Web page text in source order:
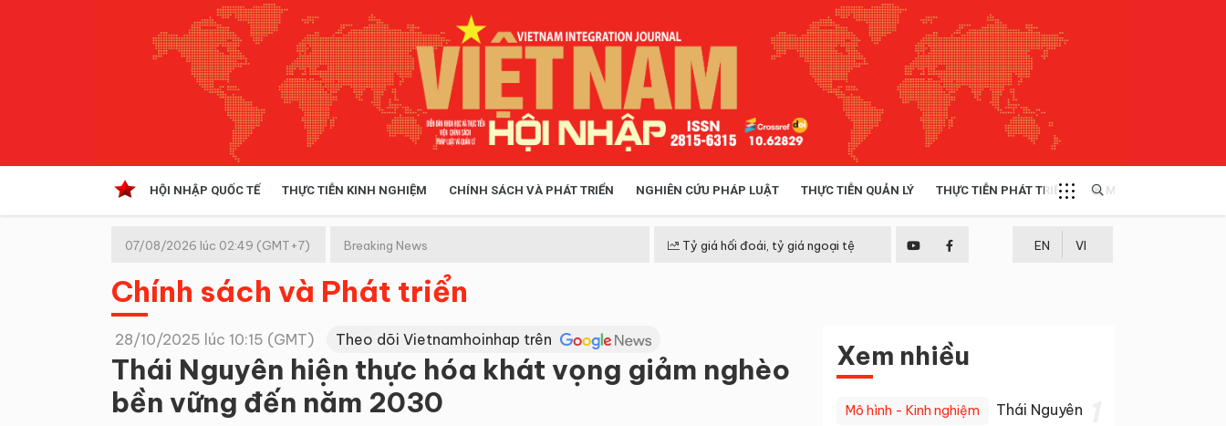
HỘI NHẬP QUỐC TẾ THỰC TIỄN KINH NGHIỆM CHÍNH SÁCH VÀ PHÁT TRIỂN NGHIÊN CỨU PHÁP LUẬT THỰC TIỄN QUẢN LÝ THỰC TIỄN PHÁT TRIỂN MULTIMEDIA
Kinh tế hội nhập
Doanh nghiệp
07/08/2026 lúc 02:49 (GMT+7) Breaking News Tỷ giá hối đoái, tỷ giá ngoại tệ EN VI
Chính sách và Phát triển
28/10/2025 lúc 10:15 (GMT) Theo dõi Vietnamhoinhap trên
Thái Nguyên hiện thực hóa khát vọng giảm nghèo
bền vững đến năm 2030
Xem nhiều
Mô hình - Kinh nghiệm
Thái Nguyên